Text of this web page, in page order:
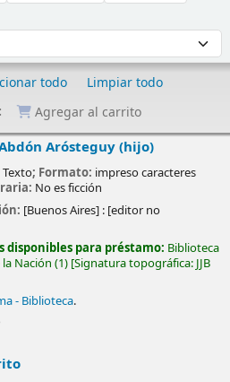
todo
Limpiar todo
Agregar al carrito
Arósteguy (hijo)
Texto; Formato: impreso caracteres
No es ficción
[Buenos Aires] : [editor no
disponibles para préstamo: Biblioteca
Nación (1) Signatura topográfica: JJB
- Biblioteca.